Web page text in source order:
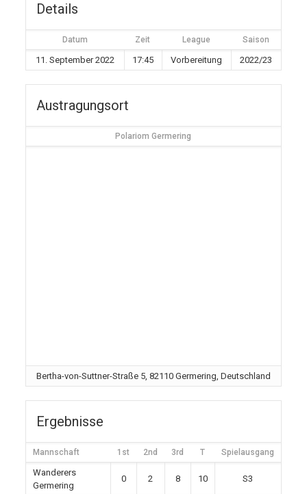
Details
Datum Zeit League Saison
11. September 2022 17:45 Vorbereitung 2022/23
Austragungsort
Polariom Germering
Bertha-von-Suttner-Straße 5, 82110 Germering, Deutschland
Ergebnisse
Mannschaft 1st 2nd 3rd T Spielausgang
Wanderers
Germering
0 2 8 10 S3